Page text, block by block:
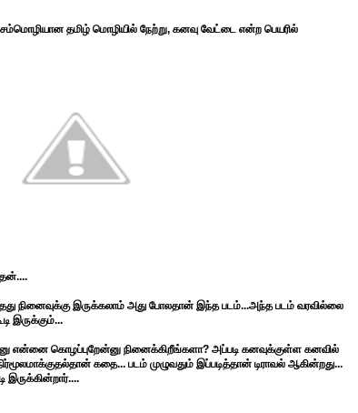
தமிழ் மொழியில் நேற்று, கனவு வேட்டை என்ற பெயரில்
நினைவுக்கு இருக்கலாம் அது போலதான் இந்த படம்...அந்த படம் வரவில்லை
இருக்கும்...
என்னை கொழப்புறேன்னு நினைக்கிறீங்களா? அப்படி கனவுக்குள்ள கனவில்
கதை... படம் முழுவதும் இப்படித்தான் டிராவல் ஆகின்றது...
இருக்கின்றார்....